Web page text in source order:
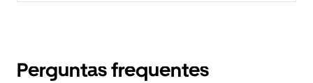
Perguntas frequentes